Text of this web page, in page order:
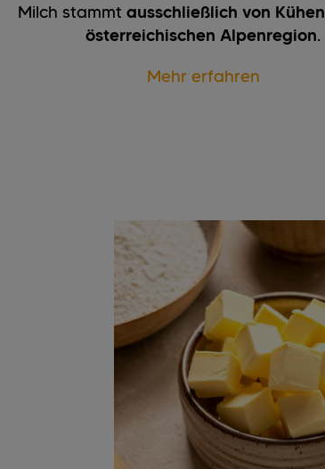
Milch stammt ausschließlich von Kühen
österreichischen Alpenregion.
Mehr erfahren